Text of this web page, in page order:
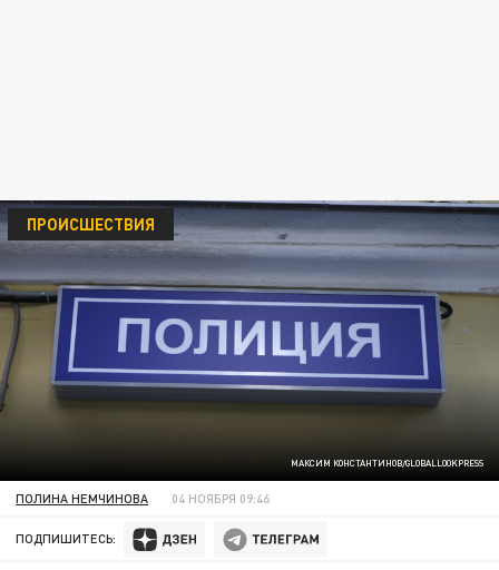
МАКСИМ КОНСТАНТИНОВ/GLOBALLOOKPRESS
ПРОИСШЕСТВИЯ
ПОЛИНА НЕМЧИНОВА 04 НОЯБРЯ 09:46
ПОДПИШИТЕСЬ: